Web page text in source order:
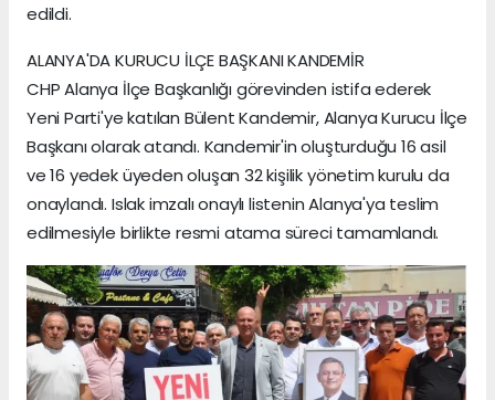
edildi.
ALANYA'DA KURUCU İLÇE BAŞKANI KANDEMİR
CHP Alanya İlçe Başkanlığı görevinden istifa ederek
Yeni Parti'ye katılan Bülent Kandemir, Alanya Kurucu İlçe
Başkanı olarak atandı. Kandemir'in oluşturduğu 16 asil
ve 16 yedek üyeden oluşan 32 kişilik yönetim kurulu da
onaylandı. Islak imzalı onaylı listenin Alanya'ya teslim
edilmesiyle birlikte resmi atama süreci tamamlandı.